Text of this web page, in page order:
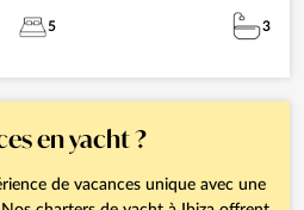
5
3
en yacht ?
de vacances unique avec une